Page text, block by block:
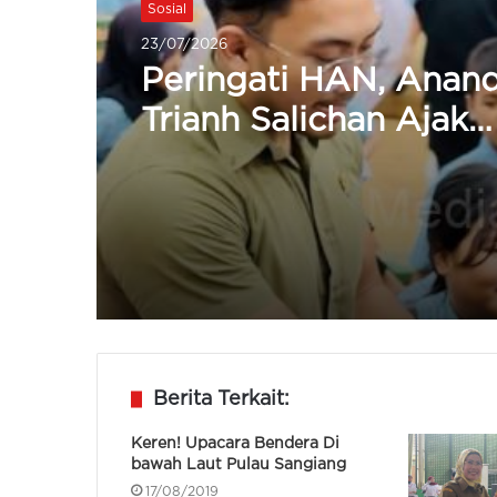
Sosial
23/07/2026
Peringati HAN,
Trianh Salichan Ajak
Wujudkan
Sosial
23/07/2026
Andra Soni Ajak
Pemangku
Wujudkan
Ramah Anak
Berita Terkait:
Keren! Upacara Bendera Di
bawah Laut Pulau Sangiang
17/08/2019